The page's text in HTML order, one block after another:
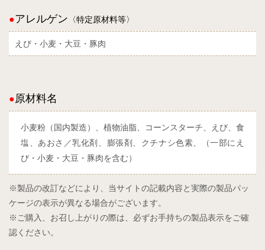
アレルゲン 〈特定原材料等〉
えび・小麦・大豆・豚肉
原材料名
小麦粉（国内製造）、植物油脂、コーンスターチ、えび、食
塩、あおさ／乳化剤、膨張剤、クチナシ色素、（一部にえ
び・小麦・大豆・豚肉を含む）
※製品の改訂などにより、当サイトの記載内容と実際の製品パッ
ケージの表示が異なる場合がございます。
※ご購入、お召し上がりの際は、必ずお手持ちの製品表示をご確
認ください。